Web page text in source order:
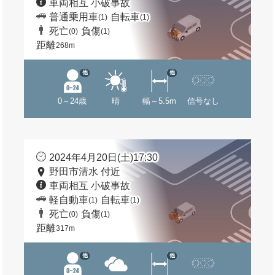
車両相互 小破事故
普通乗用車(1) 自転車(1)
死亡(0) 負傷(1)
距離268m
0～24歳
他
晴 幅～5.5m
他
信号なし
2024年4月20日(土)17:30
野田市清水 付近
車両相互 小破事故
軽自動車(1) 自転車(1)
死亡(0) 負傷(1)
距離317m
他 他